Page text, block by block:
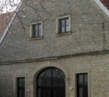
Donnerstag
14:30 - 18:00
Freitag
14:30 - 18:00
Samstag
10:0 - 14:00